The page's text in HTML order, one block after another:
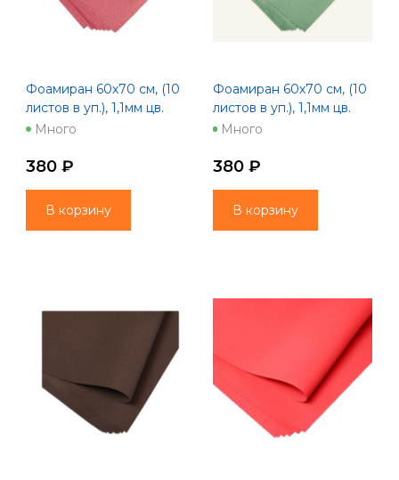
Фоамиран 60х70 см, (10
листов в уп.), 1,1мм цв.
ежевичный
Много
380 ₽
В корзину
Фоамиран 60х70 см, (10
листов в уп.), 1,1мм цв.
зеленый
Много
380 ₽
В корзину